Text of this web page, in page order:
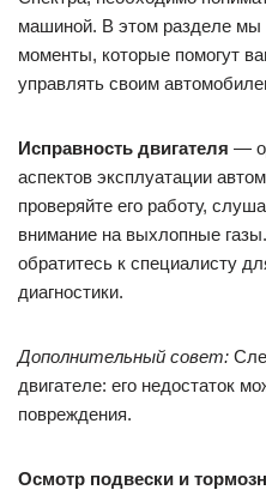
машиной. В этом разделе мы
моменты, которые помогут
управлять своим
Исправность двигателя —
аспектов эксплуатации
проверяйте его работу,
внимание на выхлопные
обратитесь к специалисту
диагностики.
Дополнительный совет:
двигателе: его недостаток
повреждения.
Осмотр подвески и